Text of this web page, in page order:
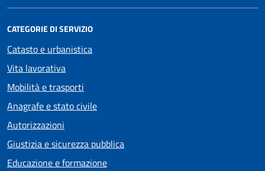
CATEGORIE DI SERVIZIO
Catasto e urbanistica
Vita lavorativa
Mobilità e trasporti
Anagrafe e stato civile
Autorizzazioni
Giustizia e sicurezza pubblica
Educazione e formazione